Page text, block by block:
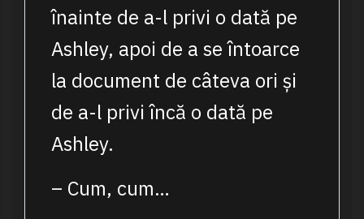
înainte de a-l privi o dată pe
Ashley, apoi de a se întoarce
la document de câteva ori și
de a-l privi încă o dată pe
Ashley.
– Cum, cum…